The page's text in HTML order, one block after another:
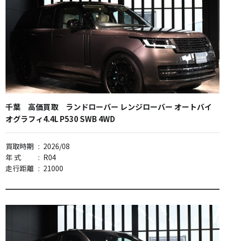
千葉 高価買取 ランドローバー レンジローバー オートバイ
オグラフィ4.4L P530 SWB 4WD
買取時期 : 2026/08
年 式
: R04
走行距離 : 21000